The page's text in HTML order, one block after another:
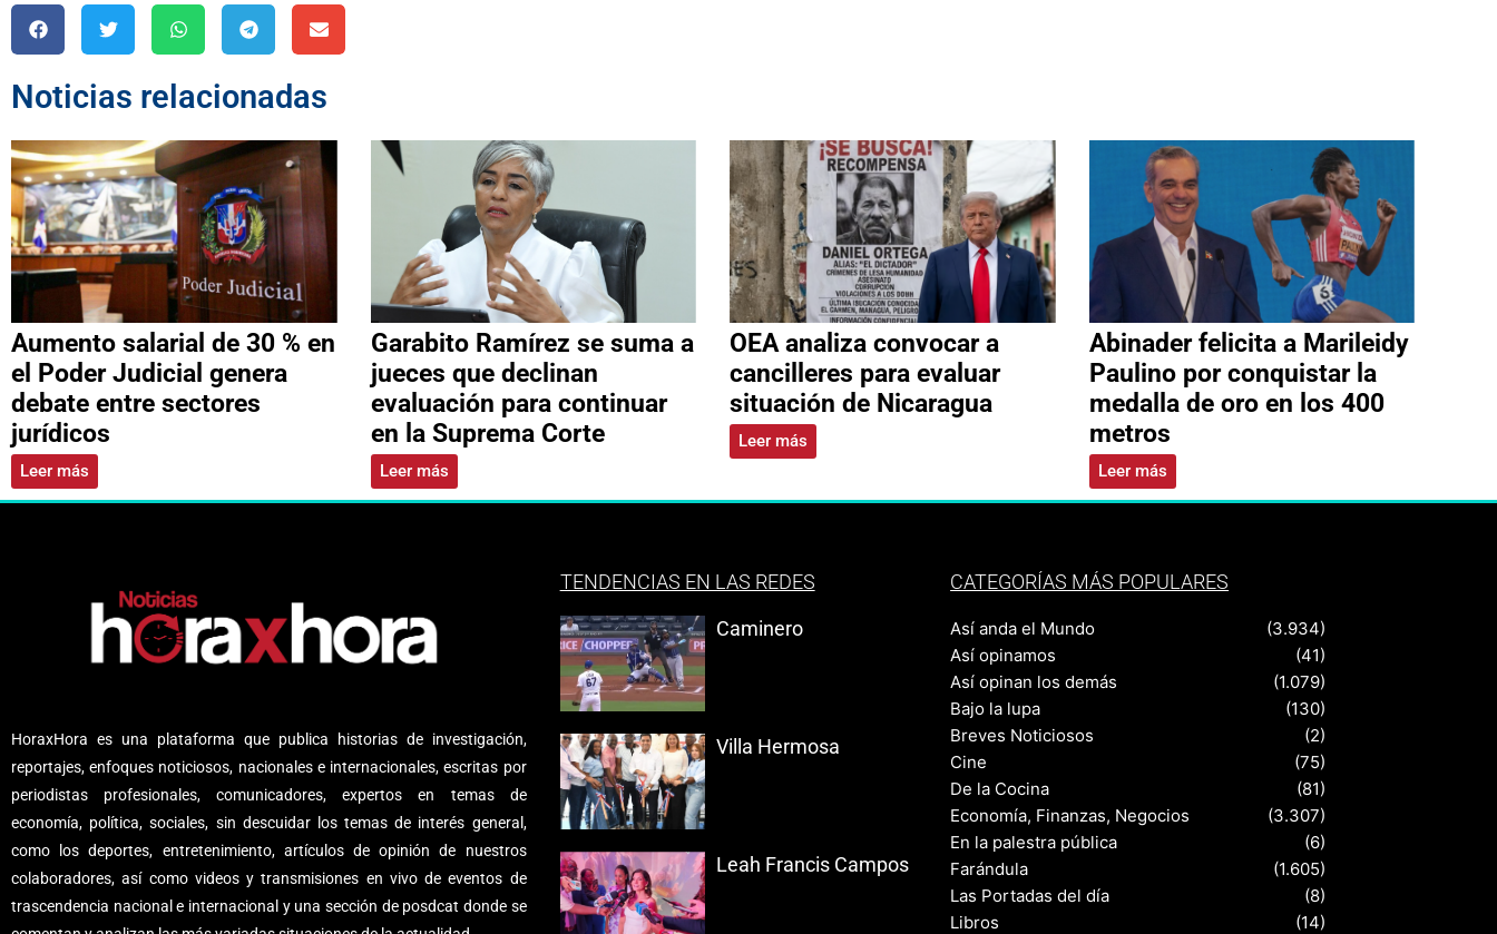
Noticias relacionadas
Aumento salarial de 30 % en
el Poder Judicial genera
debate entre sectores
jurídicos
Leer más
Garabito Ramírez se suma a
jueces que declinan
evaluación para continuar
en la Suprema Corte
Leer más
OEA analiza convocar a
cancilleres para evaluar
situación de Nicaragua
Leer más
Abinader felicita a Marileidy
Paulino por conquistar la
medalla de oro en los 400
metros
Leer más
HoraxHora es una plataforma que publica historias de investigación,
reportajes, enfoques noticiosos, nacionales e internacionales, escritas por
periodistas profesionales, comunicadores, expertos en temas de
economía, política, sociales, sin descuidar los temas de interés general,
como los deportes, entretenimiento, artículos de opinión de nuestros
colaboradores, así como videos y transmisiones en vivo de eventos de
trascendencia nacional e internacional y una sección de posdcat donde se
TENDENCIAS EN LAS REDES
Caminero
Villa Hermosa
Leah Francis Campos
CATEGORÍAS MÁS POPULARES
Así anda el Mundo
(3.934)
Así opinamos
(41)
Así opinan los demás
(1.079)
Bajo la lupa
(130)
Breves Noticiosos
(2)
Cine
(75)
De la Cocina
(81)
Economía, Finanzas, Negocios
(3.307)
En la palestra pública
(6)
Farándula
(1.605)
Las Portadas del día
(8)
Libros
(14)